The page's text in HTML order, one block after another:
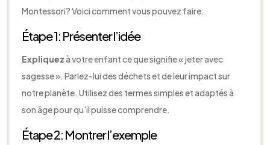
Montessori? Voici comment vous pouvez faire.
Étape 1: Présenter l’idée
Expliquezà votre enfant ce que signifie « jeter avec
sagesse ». Parlez-lui des déchets et de leur impact sur
notre planète. Utilisez des termes simples et adaptés à
son âge pour qu’il puisse comprendre.
Étape 2: Montrer l’exemple